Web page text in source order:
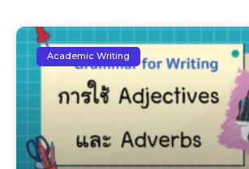
Academic Writing